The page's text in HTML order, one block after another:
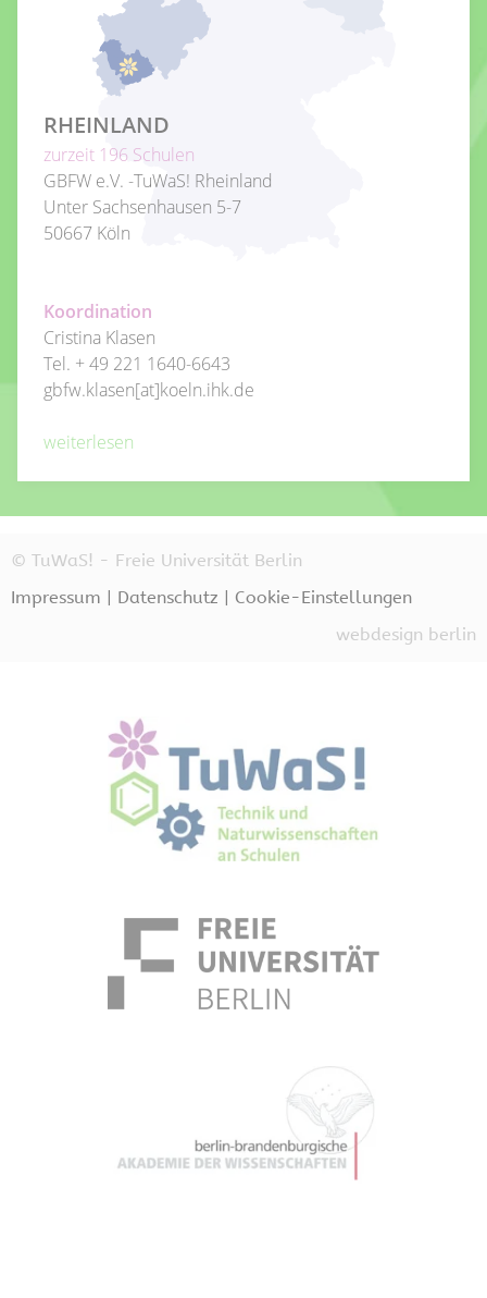
RHEINLAND
zurzeit 196 Schulen
GBFW e.V. -TuWaS! Rheinland
Unter Sachsenhausen 5-7
50667 Köln
Koordination
Cristina Klasen
Tel. + 49 221 1640-6643
gbfw.klasen[at]koeln.ihk.de
weiterlesen
© TuWaS! - Freie Universität Berlin
Impressum
Datenschutz
Cookie-Einstellungen
webdesign berlin